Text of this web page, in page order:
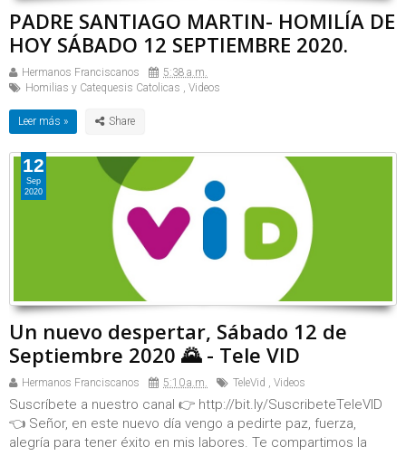
PADRE SANTIAGO MARTIN- HOMILÍA DE
HOY SÁBADO 12 SEPTIEMBRE 2020.
Hermanos Franciscanos
5:38 a.m.
Homilias y Catequesis Catolicas , Videos
Leer más »
Un nuevo despertar, Sábado 12 de
Septiembre 2020 🌄 - Tele VID
Hermanos Franciscanos 5:10 a.m. TeleVid , Videos
Suscríbete a nuestro canal 👉 http://bit.ly/SuscribeteTeleVID
👈 Señor, en este nuevo día vengo a pedirte paz, fuerza,
alegría para tener éxito en mis labores. Te compartimos la
12
Sep
2020